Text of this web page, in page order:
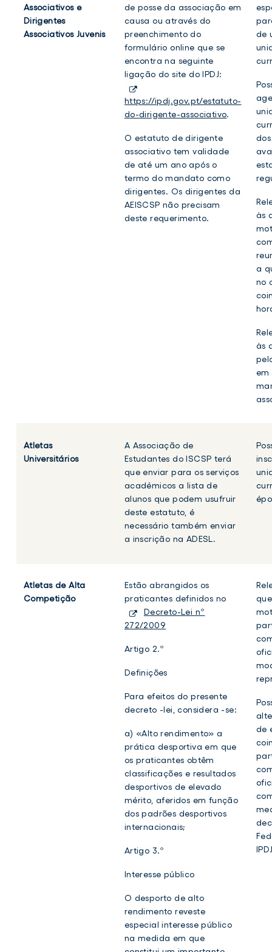
Associativos e
Dirigentes
Associativos Juvenis
de posse da associação em
causa ou através do
preenchimento do
formulário online que se
encontra na seguinte
ligação do site do IPDJ:
https://ipdj.gov.pt/estatuto-
do-dirigente-associativo.
O estatuto de dirigente
associativo tem validade
de até um ano após o
termo do mandato como
dirigentes. Os dirigentes da
AEISCSP não precisam
deste requerimento.
de
às
a
no
às
em
Atletas
Universitários
A Associação de
Estudantes do ISCSP terá
que enviar para os serviços
académicos a lista de
alunos que podem usufruir
deste estatuto, é
necessário também enviar
a inscrição na ADESL.
Atletas de Alta
Competição
Estão abrangidos os
praticantes definidos no
Decreto-Lei nº
272/2009
Artigo 2.º
Definições
Para efeitos do presente
decreto -lei, considera -se:
a) «Alto rendimento» a
prática desportiva em que
os praticantes obtêm
classificações e resultados
desportivos de elevado
mérito, aferidos em função
dos padrões desportivos
internacionais;
Artigo 3.º
Interesse público
O desporto de alto
rendimento reveste
especial interesse público
na medida em que
de